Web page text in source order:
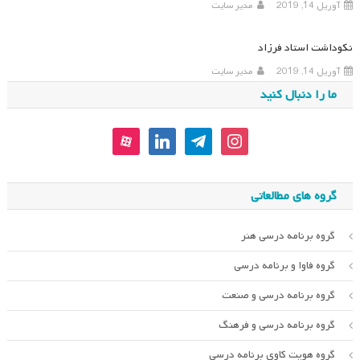
آوریل 14, 2019 مدیر سایت
نکوداشت استاد فرزاد
آوریل 14, 2019 مدیر سایت
ما را دنبال کنید
instagram
telegram
linkedin
aparat
گروه های مطالعاتی
گروه برنامه درسی هنر
گروه فاوا و برنامه درسی
گروه برنامه درسی و صنعت
گروه برنامه درسی و فرهنگ
گروه هویت کاوی برنامه درسی